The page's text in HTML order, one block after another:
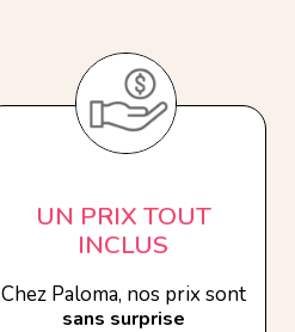
UN PRIX TOUT
INCLUS
Chez Paloma, nos prix sont
sans surprise